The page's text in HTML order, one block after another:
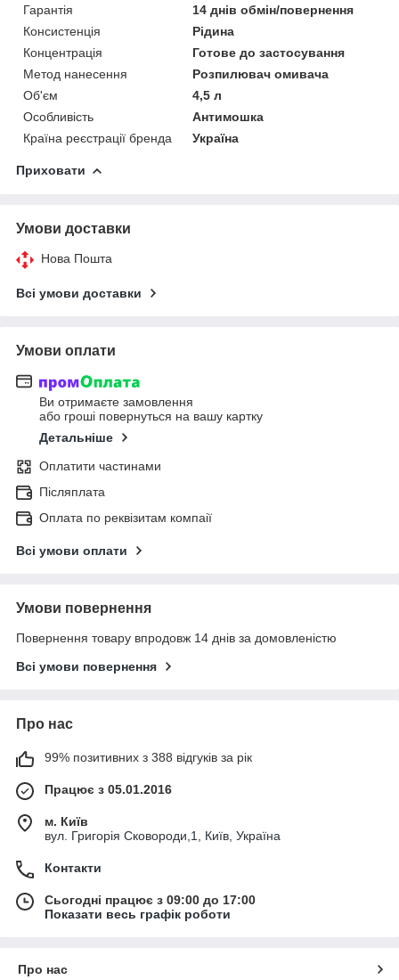
Гарантія
14 днів обмін/повернення
Консистенція
Рідина
Концентрація
Готове до застосування
Метод нанесення
Розпилювач омивача
Об'єм
4,5 л
Особливість
Антимошка
Країна реєстрації бренда
Україна
Приховати
Умови доставки
Нова Пошта
Всі умови доставки
Умови оплати
Ви отримаєте замовлення
або гроші повернуться на вашу картку
Детальніше
Оплатити частинами
Післяплата
Оплата по реквізитам компаії
Всі умови оплати
Умови повернення
Повернення товару впродовж 14 днів за домовленістю
Всі умови повернення
Про нас
99% позитивних з 388 відгуків за рік
Працює з 05.01.2016
м. Київ
вул. Григорія Сковороди,1, Київ, Україна
Контакти
Сьогодні працює з 09:00 до 17:00
Показати весь графік роботи
Про нас